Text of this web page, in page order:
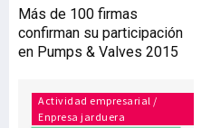
Más de 100 firmas
confirman su participación
en Pumps & Valves 2015
Actividad empresarial /
Enpresa jarduera